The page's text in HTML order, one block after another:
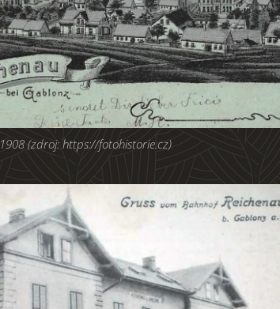
1908 (zdroj: https://fotohistorie.cz)